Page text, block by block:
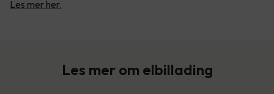
Les mer her.
Les mer om elbillading